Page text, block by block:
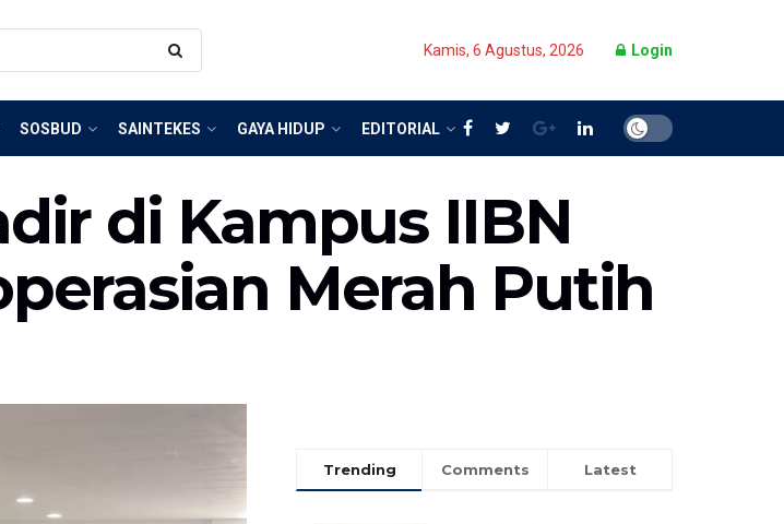
Kamis, 6 Agustus, 2026 Login
SOSBUD SAINTEKES GAYA HIDUP EDITORIAL
di Kampus IIBN
Merah Putih
Trending Comments Latest